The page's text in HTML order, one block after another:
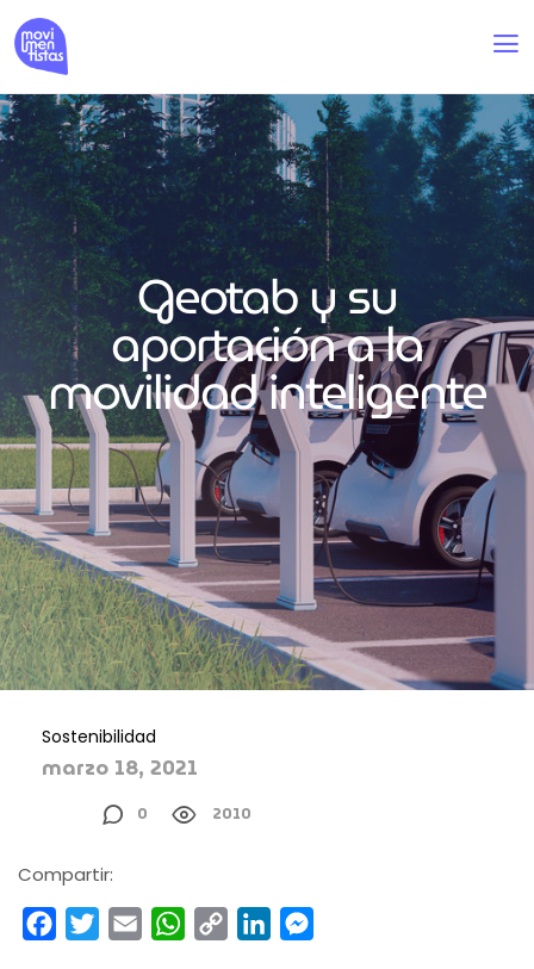
Geotab y su
aportación a la
movilidad inteligente
Sostenibilidad
marzo 18, 2021
0 2010
Compartir:
FacebookTwitterEmail WhatsApp
Copy
LinkedIn